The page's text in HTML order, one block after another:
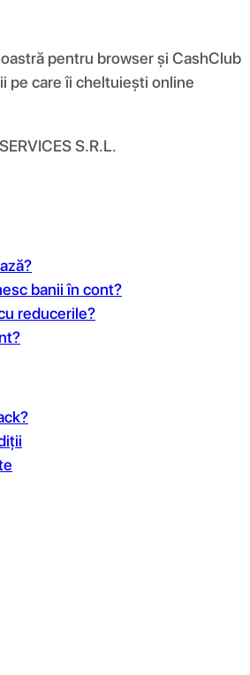
pentru browser și CashClub
pe care îi cheltuiești online
S.R.L.
banii în cont?
reducerile?